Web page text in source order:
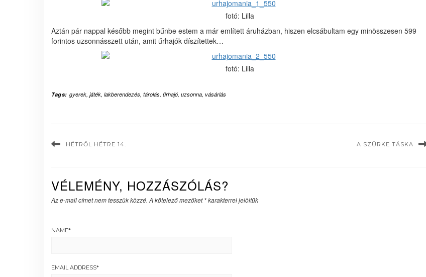
fotó: Lilla
Aztán pár nappal később megint bűnbe estem a már említett áruházban, hiszen elcsábultam egy minösszesen 599
forintos uzsonnásszett után, amit űrhajók díszítettek…
fotó: Lilla
Tags: gyerek, játék, lakberendezés, tárolás, űrhajó, uzsonna, vásárlás
HÉTRŐL HÉTRE 14. A SZÜRKE TÁSKA
VÉLEMÉNY, HOZZÁSZÓLÁS?
Az e-mail címet nem tesszük közzé. A kötelező mezőket*karakterrel jelöltük
NAME*
EMAIL ADDRESS*